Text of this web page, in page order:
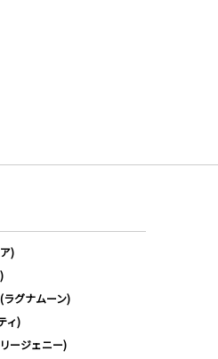
)
ラグナムーン)
ィ)
ージェニー)